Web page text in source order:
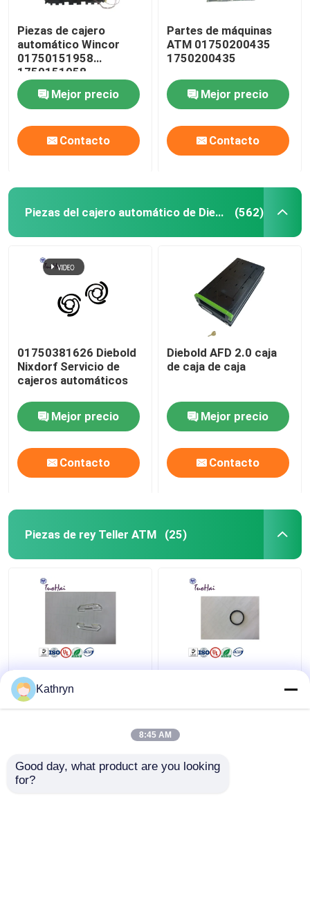
Piezas de cajero
automático Wincor
01750151958
1750151958
Mejor precio
Contacto
Partes de máquinas
ATM 01750200435
1750200435
Mejor precio
Contacto
Piezas del cajero automático de Diebold (562)
01750381626 Diebold
Nixdorf Servicio de
cajeros automáticos
Mejor precio
Contacto
Diebold AFD 2.0 caja
de caja de caja
Mejor precio
Contacto
Piezas de rey Teller ATM (25)
NF200 piezas de rey
Teller ATM de la prisma
de la prisma A001568
Correa del motor de la
selección de la correa
Kathryn
8:45 AM
Good day, what product are you looking
for?